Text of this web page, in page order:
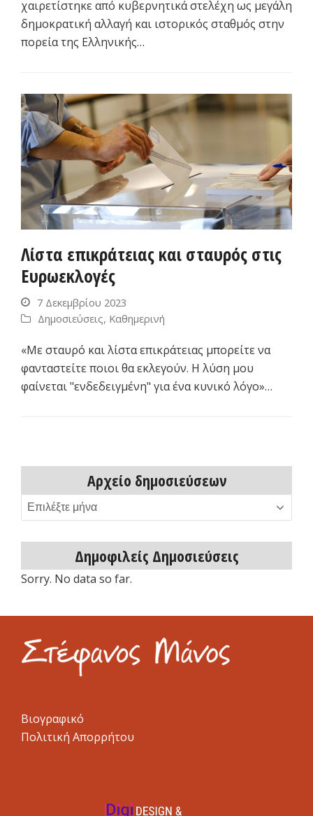
χαιρετίστηκε από κυβερνητικά στελέχη ως μεγάλη
δημοκρατική αλλαγή και ιστορικός σταθμός στην
πορεία της Ελληνικής…
Λίστα επικράτειας και σταυρός στις
Ευρωεκλογές
7 Δεκεμβρίου 2023
Δημοσιεύσεις, Καθημερινή
«Με σταυρό και λίστα επικράτειας μπορείτε να
φανταστείτε ποιοι θα εκλεγούν. Η λύση μου
φαίνεται "ενδεδειγμένη" για ένα κυνικό λόγο»…
Αρχείο δημοσιεύσεων
Αρχείο
δημοσιεύσεων
Δημοφιλείς Δημοσιεύσεις
Sorry. No data so far.
Βιογραφικό
Πολιτική Απορρήτου